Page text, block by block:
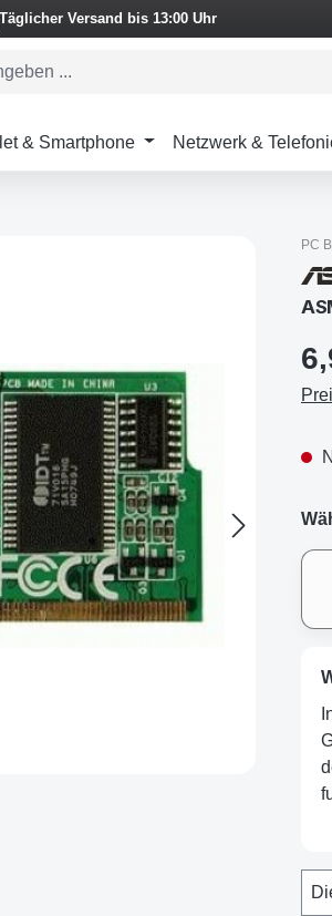
Täglicher Versand bis 13:00 Uhr
& Smartphone Netzwerk &
PC